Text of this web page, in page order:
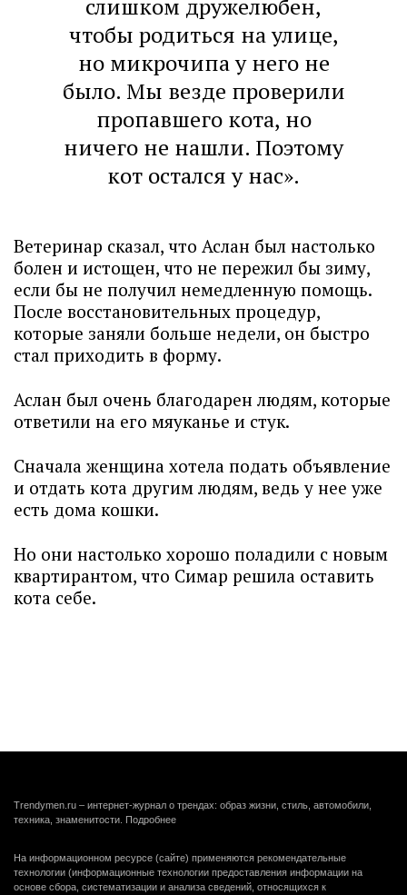
слишком дружелюбен,
чтобы родиться на улице,
но микрочипа у него не
было. Мы везде проверили
пропавшего кота, но
ничего не нашли. Поэтому
кот остался у нас».
Ветеринар сказал, что Аслан был настолько
болен и истощен, что не пережил бы зиму,
если бы не получил немедленную помощь.
После восстановительных процедур,
которые заняли больше недели, он быстро
стал приходить в форму.
Аслан был очень благодарен людям, которые
ответили на его мяуканье и стук.
Сначала женщина хотела подать объявление
и отдать кота другим людям, ведь у нее уже
есть дома кошки.
Но они настолько хорошо поладили с новым
квартирантом, что Симар решила оставить
кота себе.
Trendymen.ru – интернет-журнал о трендах: образ жизни, стиль, автомобили,
техника, знаменитости. Подробнее
На информационном ресурсе (сайте) применяются рекомендательные
технологии (информационные технологии предоставления информации на
основе сбора, систематизации и анализа сведений, относящихся к